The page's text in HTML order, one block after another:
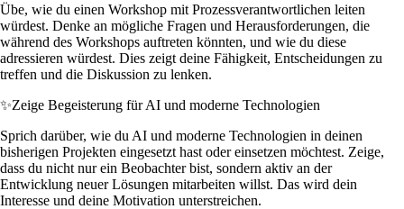
Übe, wie du einen Workshop mit Prozessverantwortlichen leiten
würdest. Denke an mögliche Fragen und Herausforderungen, die
während des Workshops auftreten könnten, und wie du diese
adressieren würdest. Dies zeigt deine Fähigkeit, Entscheidungen zu
treffen und die Diskussion zu lenken.
✨Zeige Begeisterung für AI und moderne Technologien
Sprich darüber, wie du AI und moderne Technologien in deinen
bisherigen Projekten eingesetzt hast oder einsetzen möchtest. Zeige,
dass du nicht nur ein Beobachter bist, sondern aktiv an der
Entwicklung neuer Lösungen mitarbeiten willst. Das wird dein
Interesse und deine Motivation unterstreichen.